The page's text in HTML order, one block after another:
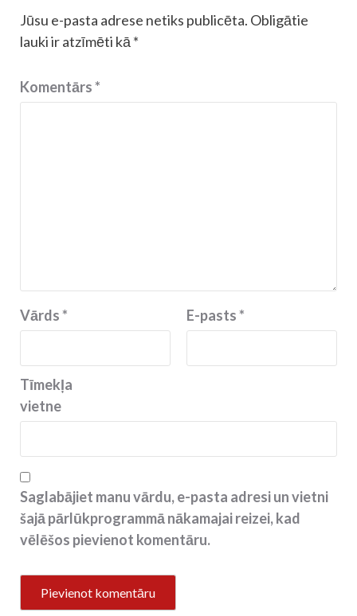
Jūsu e-pasta adrese netiks publicēta. Obligātie
lauki ir atzīmēti kā *
Komentārs*
Vārds* E-pasts*
Tīmekļa
vietne
Saglabājiet manu vārdu, e-pasta adresi un vietni
šajā pārlūkprogrammā nākamajai reizei, kad
vēlēšos pievienot komentāru.